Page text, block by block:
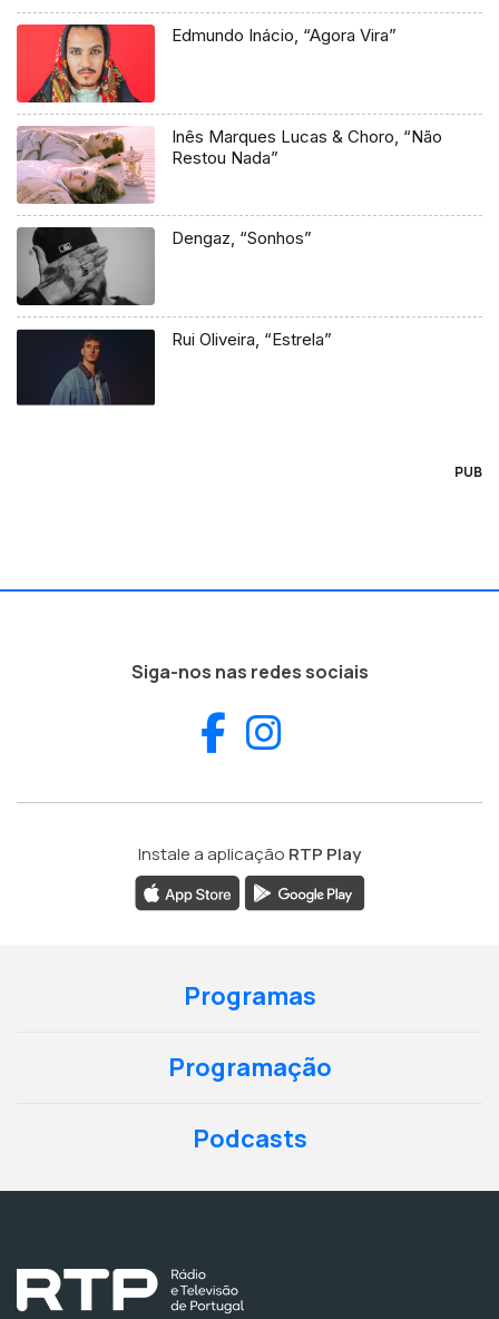
Edmundo Inácio, “Agora Vira”
Inês Marques Lucas & Choro, “Não
Restou Nada”
Dengaz, “Sonhos”
Rui Oliveira, “Estrela”
PUB
Siga-nos nas redes sociais
Facebook
Instale a aplicação RTP Play
Programas
Programação
Podcasts